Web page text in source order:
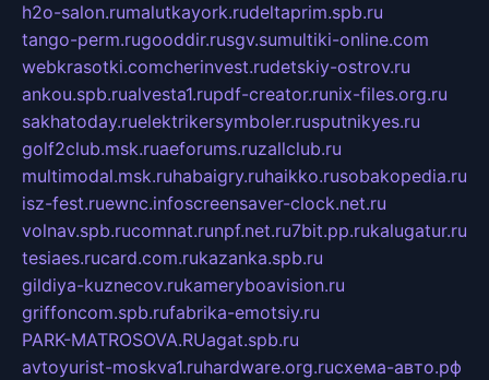
h2o-salon.rumalutkayork.rudeltaprim.spb.ru
tango-perm.rugooddir.rusgv.sumultiki-online.com
webkrasotki.comcherinvest.rudetskiy-ostrov.ru
ankou.spb.rualvesta1.rupdf-creator.runix-files.org.ru
sakhatoday.ruelektrikersymboler.rusputnikyes.ru
golf2club.msk.ruaeforums.ruzallclub.ru
multimodal.msk.ruhabaigry.ruhaikko.rusobakopedia.ru
isz-fest.ruewnc.infoscreensaver-clock.net.ru
volnav.spb.rucomnat.runpf.net.ru7bit.pp.rukalugatur.ru
tesiaes.rucard.com.rukazanka.spb.ru
gildiya-kuznecov.rukameryboavision.ru
griffoncom.spb.rufabrika-emotsiy.ru
PARK-MATROSOVA.RUagat.spb.ru
avtoyurist-moskva1.ruhardware.org.ruсхема-авто.рф